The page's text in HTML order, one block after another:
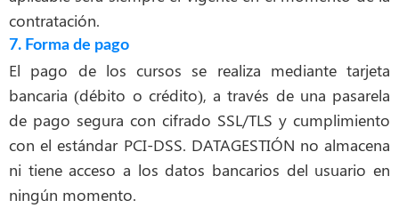
contratación.
7. Forma de pago
El pago de los cursos se realiza mediante tarjeta
bancaria (débito o crédito), a través de una pasarela
de pago segura con cifrado SSL/TLS y cumplimiento
con el estándar PCI-DSS. DATAGESTIÓN no almacena
ni tiene acceso a los datos bancarios del usuario en
ningún momento.